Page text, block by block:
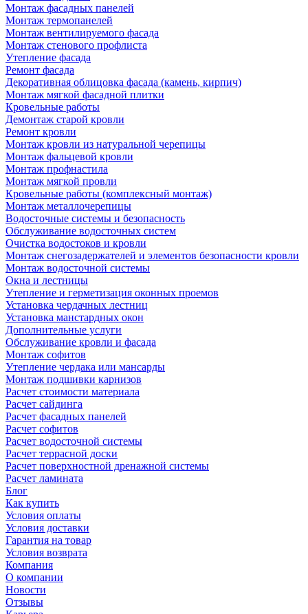
Монтаж фасадных панелей
Монтаж термопанелей
Монтаж вентилируемого фасада
Монтаж стенового профлиста
Утепление фасада
Ремонт фасада
Декоративная облицовка фасада (камень, кирпич)
Монтаж мягкой фасадной плитки
Кровельные работы
Демонтаж старой кровли
Ремонт кровли
Монтаж кровли из натуральной черепицы
Монтаж фальцевой кровли
Монтаж профнастила
Монтаж мягкой провли
Кровельные работы (комплексный монтаж)
Монтаж металлочерепицы
Водосточные системы и безопасность
Обслуживание водосточных систем
Очистка водостоков и кровли
Монтаж снегозадержателей и элементов безопасности кровли
Монтаж водосточной системы
Окна и лестницы
Утепление и герметизация оконных проемов
Установка чердачных лестниц
Установка манстардных окон
Дополнительные услуги
Обслуживание кровли и фасада
Монтаж софитов
Утепление чердака или мансарды
Монтаж подшивки карнизов
Расчет стоимости материала
Расчет сайдинга
Расчет фасадных панелей
Расчет софитов
Расчет водосточной системы
Расчет террасной доски
Расчет поверхностной дренажной системы
Расчет ламината
Блог
Как купить
Условия оплаты
Условия доставки
Гарантия на товар
Условия возврата
Компания
О компании
Новости
Отзывы